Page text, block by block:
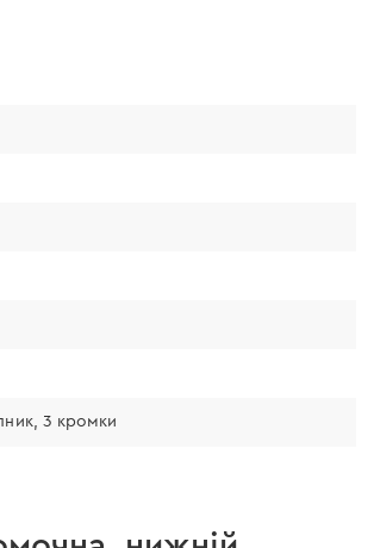
3 кромки